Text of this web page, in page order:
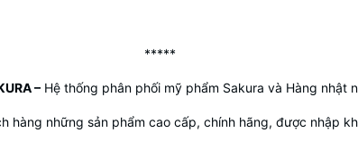
*****
–Hệ thống phân phối mỹ phẩm Sakura và Hàng nhật
hàng những sản phẩm cao cấp, chính hãng, được nhập